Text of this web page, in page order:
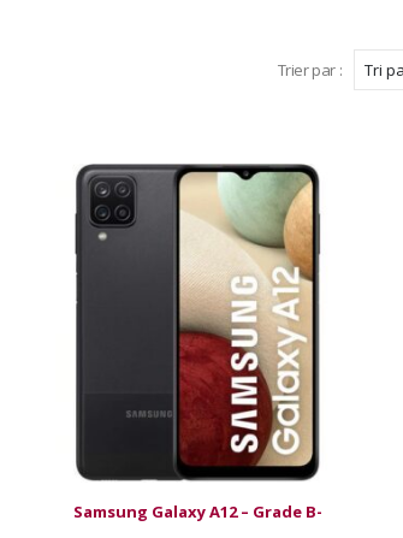
Trier par :
Samsung Galaxy A12 – Grade B-